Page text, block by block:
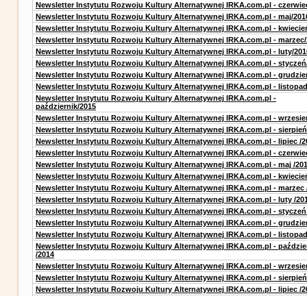
Newsletter Instytutu Rozwoju Kultury Alternatywnej IRKA.com.pl -
Newsletter Instytutu Rozwoju Kultury Alternatywnej IRKA.com.pl - maj/
Newsletter Instytutu Rozwoju Kultury Alternatywnej IRKA.com.pl -
Newsletter Instytutu Rozwoju Kultury Alternatywnej IRKA.com.pl - marzec/
Newsletter Instytutu Rozwoju Kultury Alternatywnej IRKA.com.pl - luty/
Newsletter Instytutu Rozwoju Kultury Alternatywnej IRKA.com.pl -
Newsletter Instytutu Rozwoju Kultury Alternatywnej IRKA.com.pl -
Newsletter Instytutu Rozwoju Kultury Alternatywnej IRKA.com.pl -
Newsletter Instytutu Rozwoju Kultury Alternatywnej IRKA.com.pl -
październik/2015
Newsletter Instytutu Rozwoju Kultury Alternatywnej IRKA.com.pl -
Newsletter Instytutu Rozwoju Kultury Alternatywnej IRKA.com.pl -
Newsletter Instytutu Rozwoju Kultury Alternatywnej IRKA.com.pl - lipiec /
Newsletter Instytutu Rozwoju Kultury Alternatywnej IRKA.com.pl -
Newsletter Instytutu Rozwoju Kultury Alternatywnej IRKA.com.pl - maj /
Newsletter Instytutu Rozwoju Kultury Alternatywnej IRKA.com.pl -
Newsletter Instytutu Rozwoju Kultury Alternatywnej IRKA.com.pl - marzec
Newsletter Instytutu Rozwoju Kultury Alternatywnej IRKA.com.pl - luty /
Newsletter Instytutu Rozwoju Kultury Alternatywnej IRKA.com.pl - styczeń
Newsletter Instytutu Rozwoju Kultury Alternatywnej IRKA.com.pl -
Newsletter Instytutu Rozwoju Kultury Alternatywnej IRKA.com.pl - listopad
Newsletter Instytutu Rozwoju Kultury Alternatywnej IRKA.com.pl -
/2014
Newsletter Instytutu Rozwoju Kultury Alternatywnej IRKA.com.pl -
Newsletter Instytutu Rozwoju Kultury Alternatywnej IRKA.com.pl - sierpień
Newsletter Instytutu Rozwoju Kultury Alternatywnej IRKA.com.pl - lipiec /